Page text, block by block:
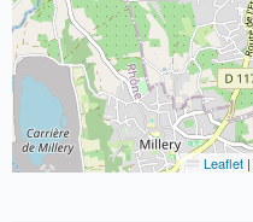
Leaflet |